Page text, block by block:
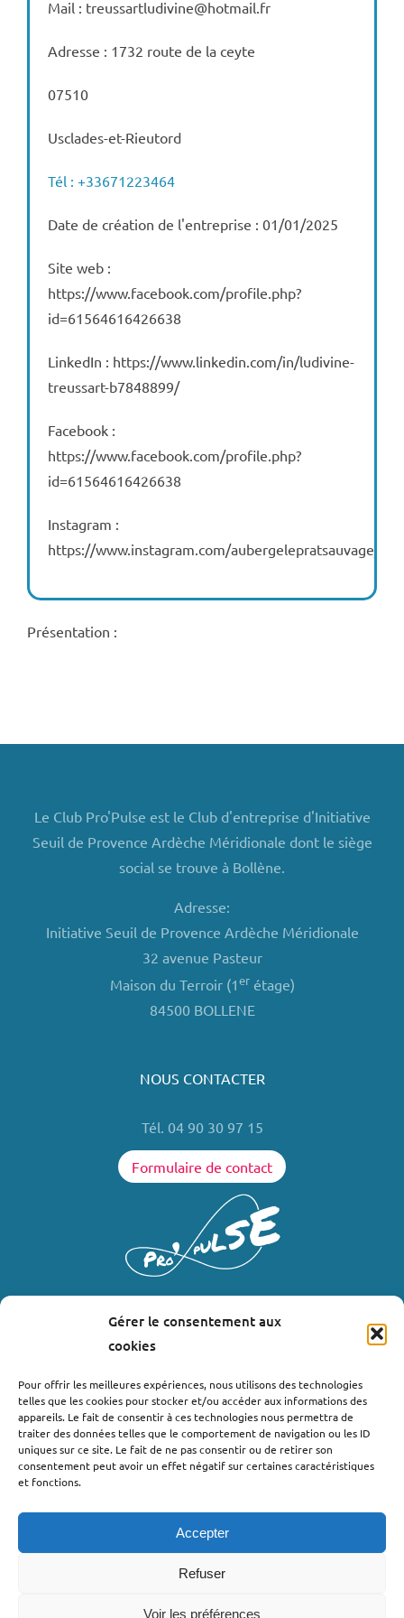
Gérer le consentement aux
cookies
Pour offrir les meilleures expériences, nous utilisons des technologies
telles que les cookies pour stocker et/ou accéder aux informations des
appareils. Le fait de consentir à ces technologies nous permettra de
traiter des données telles que le comportement de navigation ou les ID
uniques sur ce site. Le fait de ne pas consentir ou de retirer son
consentement peut avoir un effet négatif sur certaines caractéristiques
et fonctions.
Accepter
Refuser
Voir les préférences
Mail : treussartludivine@hotmail.fr
Adresse : 1732 route de la ceyte
07510
Usclades-et-Rieutord
Tél : +33671223464
Date de création de l'entreprise : 01/01/2025
Site web :
https://www.facebook.com/profile.php?
id=61564616426638
LinkedIn : https://www.linkedin.com/in/ludivine-
treussart-b7848899/
Facebook :
https://www.facebook.com/profile.php?
id=61564616426638
Instagram :
https://www.instagram.com/aubergelepratsauvage/
Présentation :
Le Club Pro'Pulse est le Club d'entreprise d'Initiative
Seuil de Provence Ardèche Méridionale dont le siège
social se trouve à Bollène.
Adresse:
Initiative Seuil de Provence Ardèche Méridionale
32 avenue Pasteur
Maison du Terroir (1erétage)
84500 BOLLENE
NOUS CONTACTER
Tél. 04 90 30 97 15
Formulaire de contact
Où nous trouver ?
Bollène
Nyons
Valréas
Lachapelle-sous-Aubenas